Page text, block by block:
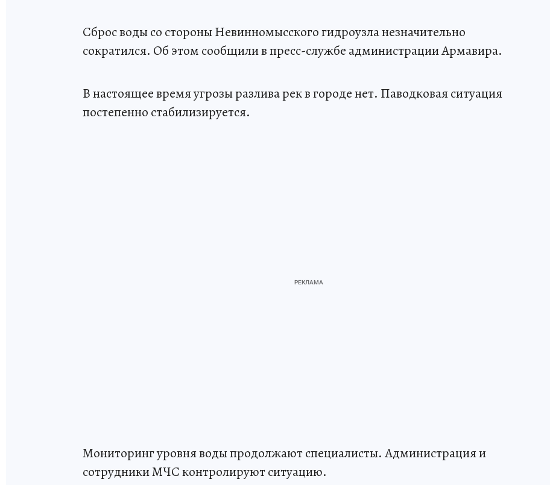
Сброс воды со стороны Невинномысского гидроузла незначительно
сократился. Об этом сообщили в пресс-службе администрации Армавира.
В настоящее время угрозы разлива рек в городе нет. Паводковая ситуация
постепенно стабилизируется.
Мониторинг уровня воды продолжают специалисты. Администрация и
сотрудники МЧС контролируют ситуацию.